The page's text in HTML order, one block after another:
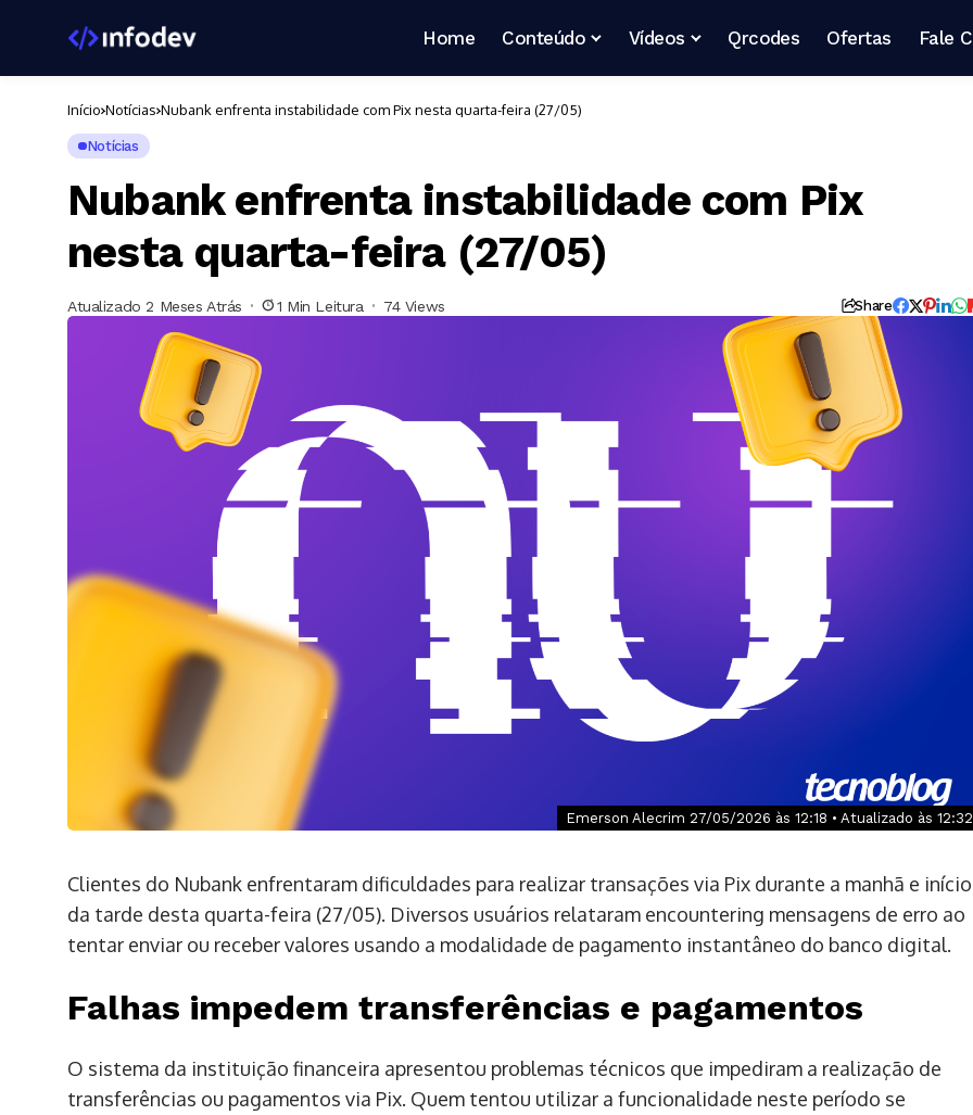
Home Conteúdo Vídeos Qrcodes Ofertas Fale
Início Notícias Nubank enfrenta instabilidade com Pix nesta quarta-feira (27/05)
Notícias
Nubank enfrenta instabilidade com Pix
nesta quarta-feira (27/05)
Atualizado 2 Meses Atrás 1 Min Leitura 74 Views Share
Emerson Alecrim 27/05/2026 às 12:18 • Atualizado às 12:32
Clientes do Nubank enfrentaram dificuldades para realizar transações via Pix durante a manhã e início
da tarde desta quarta-feira (27/05). Diversos usuários relataram encountering mensagens de erro ao
tentar enviar ou receber valores usando a modalidade de pagamento instantâneo do banco digital.
Falhas impedem transferências e pagamentos
O sistema da instituição financeira apresentou problemas técnicos que impediram a realização de
transferências ou pagamentos via Pix. Quem tentou utilizar a funcionalidade neste período se